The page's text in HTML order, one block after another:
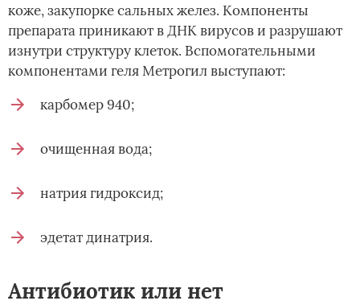
коже, закупорке сальных желез. Компоненты
препарата приникают в ДНК вирусов и разрушают
изнутри структуру клеток. Вспомогательными
компонентами геля Метрогил выступают:
карбомер 940;
очищенная вода;
натрия гидроксид;
эдетат динатрия.
Антибиотик или нет